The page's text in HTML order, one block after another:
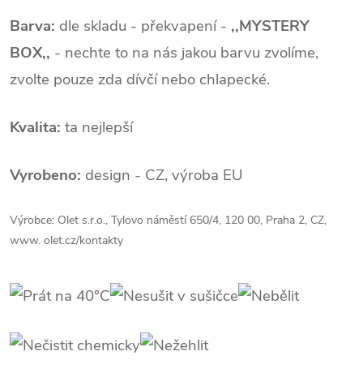
Barva: dle skladu - překvapení - ,,MYSTERY
BOX,, - nechte to na nás jakou barvu zvolíme,
zvolte pouze zda dívčí nebo chlapecké.
Kvalita: ta nejlepší
Vyrobeno: design - CZ, výroba EU
Výrobce: Olet s.r.o., Tylovo náměstí 650/4, 120 00, Praha 2, CZ,
www. olet.cz/kontakty